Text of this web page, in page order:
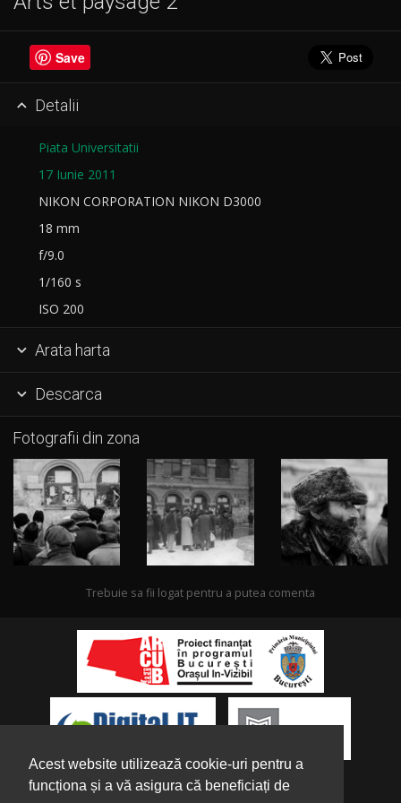
Acest website utilizează cookie-uri pentru a
funcționa și a vă asigura că beneficiați de
Save
 Detalii
Piata Universitatii
17 Iunie 2011
NIKON CORPORATION NIKON D3000
18 mm
f/9.0
1/160 s
ISO 200
 Arata harta
 Descarca
Fotografii din zona
Trebuie sa fii logat pentru a putea comenta